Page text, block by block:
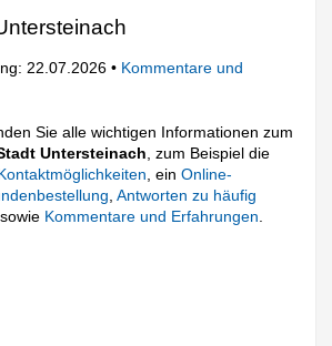
22.07.2026 • Kommentare und
Sie alle wichtigen Informationen zum
Untersteinach , zum Beispiel die
, einOnline-
,Antworten zu häufig
sowie Kommentare und Erfahrungen